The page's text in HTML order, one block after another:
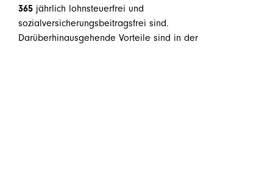
365 jährlich lohnsteuerfrei und
sozialversicherungsbeitragsfrei sind.
Darüberhinausgehende Vorteile sind in der